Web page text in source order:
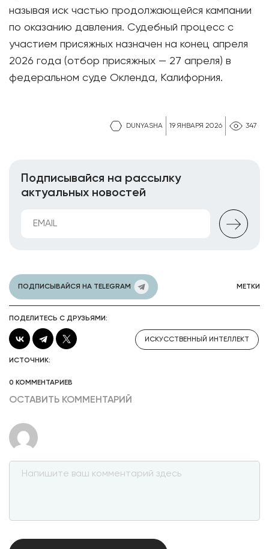
DUNYASHA 19 ЯНВАРЯ 2026 347
называя иск частью продолжающейся кампании
по оказанию давления. Судебный процесс с
участием присяжных назначен на конец апреля
2026 года (отбор присяжных — 27 апреля) в
федеральном суде Окленда, Калифорния.
Подписывайся на рассылку
актуальных новостей
ПОДПИСЫВАЙСЯ НА TELEGRAM МЕТКИ
ПОДЕЛИТЕСЬ С ДРУЗЬЯМИ:
ИСКУССТВЕННЫЙ ИНТЕЛЛЕКТ
ИСТОЧНИК:
0 КОММЕНТАРИЕВ
ОСТАВИТЬ КОММЕНТАРИЙ